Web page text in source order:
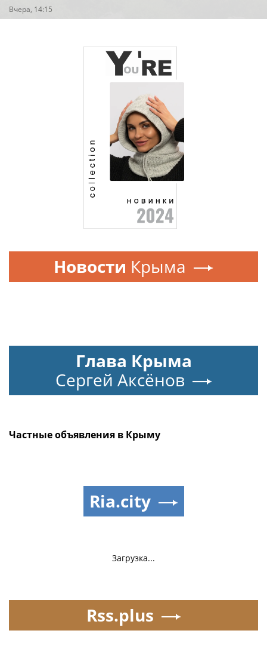
Вчера, 14:15
Новости Крыма
Глава Крыма
Сергей Аксёнов
Частные объявления в Крыму
Загрузка...
Ria.city
Rss.plus